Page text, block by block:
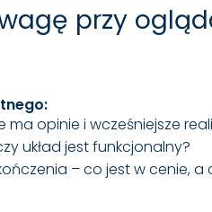
przy
ma opinie i wcześniejsze
układ jest funkcjonalny?
– co jest w cenie, a